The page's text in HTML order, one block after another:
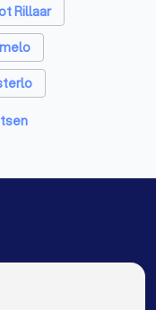
in Aarschot
Rillaar